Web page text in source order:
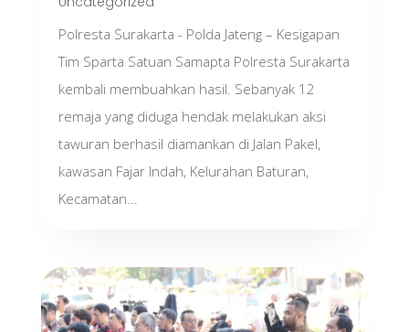
Polresta Surakarta - Polda Jateng – Kesigapan
Tim Sparta Satuan Samapta Polresta Surakarta
kembali membuahkan hasil. Sebanyak 12
remaja yang diduga hendak melakukan aksi
tawuran berhasil diamankan di Jalan Pakel,
kawasan Fajar Indah, Kelurahan Baturan,
Kecamatan...